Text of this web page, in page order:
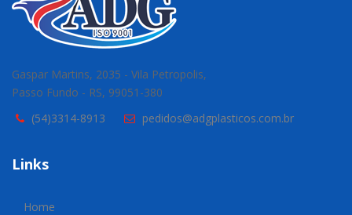
Gaspar Martins, 2035 - Vila Petropolis,
Passo Fundo - RS, 99051-380
(54)3314-8913
pedidos@adgplasticos.com.br
Links
Home